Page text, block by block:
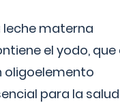
leche materna
el yodo, que
oligoelemento
para la